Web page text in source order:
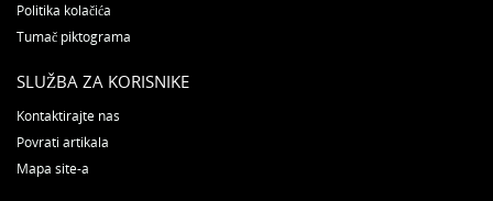
Politika kolačića
Tumač piktograma
SLUŽBA ZA KORISNIKE
Kontaktirajte nas
Povrati artikala
Mapa site-a